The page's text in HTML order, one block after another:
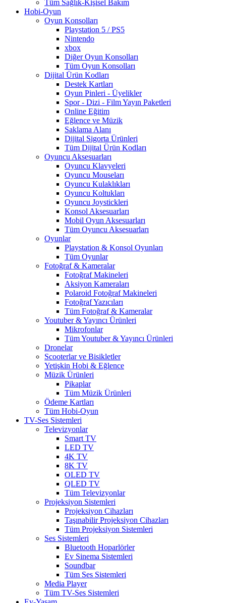
Tüm Sağlık-Kişisel Bakım
Hobi-Oyun
Oyun Konsolları
Playstation 5 / PS5
Nintendo
xbox
Diğer Oyun Konsolları
Tüm Oyun Konsolları
Dijital Ürün Kodları
Destek Kartları
Oyun Pinleri - Üyelikler
Spor - Dizi - Film Yayın Paketleri
Online Eğitim
Eğlence ve Müzik
Saklama Alanı
Dijital Sigorta Ürünleri
Tüm Dijital Ürün Kodları
Oyuncu Aksesuarları
Oyuncu Klavyeleri
Oyuncu Mouseları
Oyuncu Kulaklıkları
Oyuncu Koltukları
Oyuncu Joystickleri
Konsol Aksesuarları
Mobil Oyun Aksesuarları
Tüm Oyuncu Aksesuarları
Oyunlar
Playstation & Konsol Oyunları
Tüm Oyunlar
Fotoğraf & Kameralar
Fotoğraf Makineleri
Aksiyon Kameraları
Polaroid Fotoğraf Makineleri
Fotoğraf Yazıcıları
Tüm Fotoğraf & Kameralar
Youtuber & Yayıncı Ürünleri
Mikrofonlar
Tüm Youtuber & Yayıncı Ürünleri
Dronelar
Scooterlar ve Bisikletler
Yetişkin Hobi & Eğlence
Müzik Ürünleri
Pikaplar
Tüm Müzik Ürünleri
Ödeme Kartları
Tüm Hobi-Oyun
TV-Ses Sistemleri
Televizyonlar
Smart TV
LED TV
4K TV
8K TV
OLED TV
QLED TV
Tüm Televizyonlar
Projeksiyon Sistemleri
Projeksiyon Cihazları
Taşınabilir Projeksiyon Cihazları
Tüm Projeksiyon Sistemleri
Ses Sistemleri
Bluetooth Hoparlörler
Ev Sinema Sistemleri
Soundbar
Tüm Ses Sistemleri
Media Player
Tüm TV-Ses Sistemleri